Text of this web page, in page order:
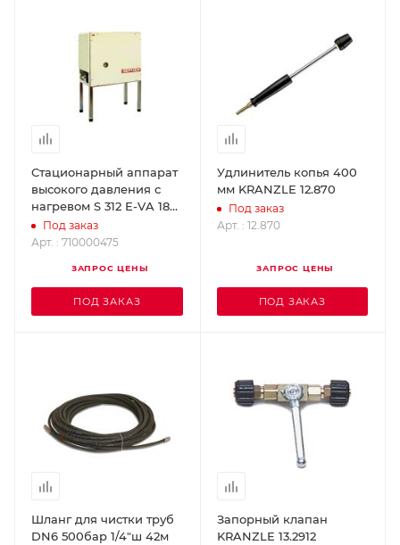
Стационарный аппарат
высокого давления с
нагревом S 312 Е-VA 18
кВт OERTZEN 710000475
Под заказ
Арт. : 710000475
ЗАПРОС ЦЕНЫ
ПОД ЗАКАЗ
Удлинитель копья 400
мм KRANZLE 12.870
Под заказ
Арт. : 12.870
ЗАПРОС ЦЕНЫ
ПОД ЗАКАЗ
Шланг для чистки труб
DN6 500бар 1/4"ш 42м
Запорный клапан
KRANZLE 13.2912